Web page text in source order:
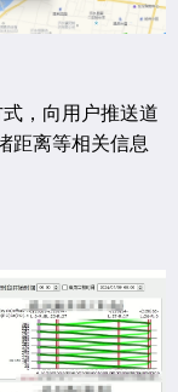
，向用户推送道
距离等相关信息